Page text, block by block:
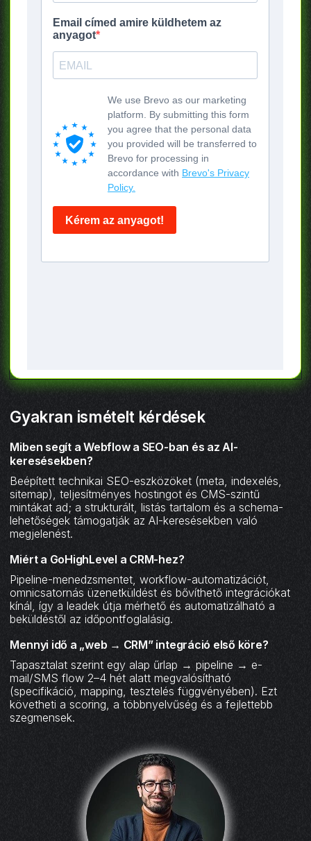
Gyakran ismételt kérdések
Miben segít a Webflow a SEO-ban és az AI-
keresésekben?
Beépített technikai SEO-eszközöket (meta, indexelés,
sitemap), teljesítményes hostingot és CMS-szintű
mintákat ad; a strukturált, listás tartalom és a schema-
lehetőségek támogatják az AI-keresésekben való
megjelenést.
Miért a GoHighLevel a CRM-hez?
Pipeline-menedzsmentet, workflow-automatizációt,
omnicsatornás üzenetküldést és bővíthető integrációkat
kínál, így a leadek útja mérhető és automatizálható a
beküldéstől az időpontfoglalásig.
Mennyi idő a „web → CRM” integráció első köre?
Tapasztalat szerint egy alap űrlap → pipeline → e-
mail/SMS flow 2–4 hét alatt megvalósítható
(specifikáció, mapping, tesztelés függvényében). Ezt
követheti a scoring, a többnyelvűség és a fejlettebb
szegmensek.